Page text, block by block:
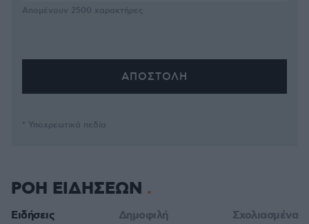
Απομένουν 2500 χαρακτήρες
* Υποχρεωτικά πεδία
ΡΟΗ ΕΙΔΗΣΕΩΝ
Ειδήσεις Δημοφιλή Σχολιασμένα